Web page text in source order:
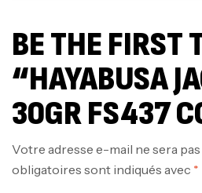
BE THE FIRST
“HAYABUSA
30GR FS437
Votre adresse e-mail ne sera pas
obligatoires sont indiqués avec *